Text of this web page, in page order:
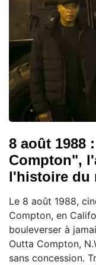
8 août 1988
Compton",
l'histoire du
Le 8 août 1988,
Compton, en
bouleverser à
Outta Compton,
sans concession.